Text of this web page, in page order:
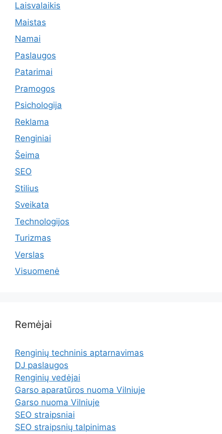
Laisvalaikis
Maistas
Namai
Paslaugos
Patarimai
Pramogos
Psichologija
Reklama
Renginiai
Šeima
SEO
Stilius
Sveikata
Technologijos
Turizmas
Verslas
Visuomenė
Remėjai
Renginių techninis aptarnavimas
DJ paslaugos
Renginių vedėjai
Garso aparatūros nuoma Vilniuje
Garso nuoma Vilniuje
SEO straipsniai
SEO straipsnių talpinimas